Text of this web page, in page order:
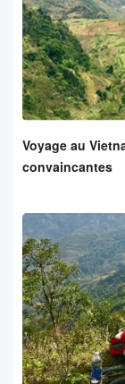
Voyage au
convaincantes